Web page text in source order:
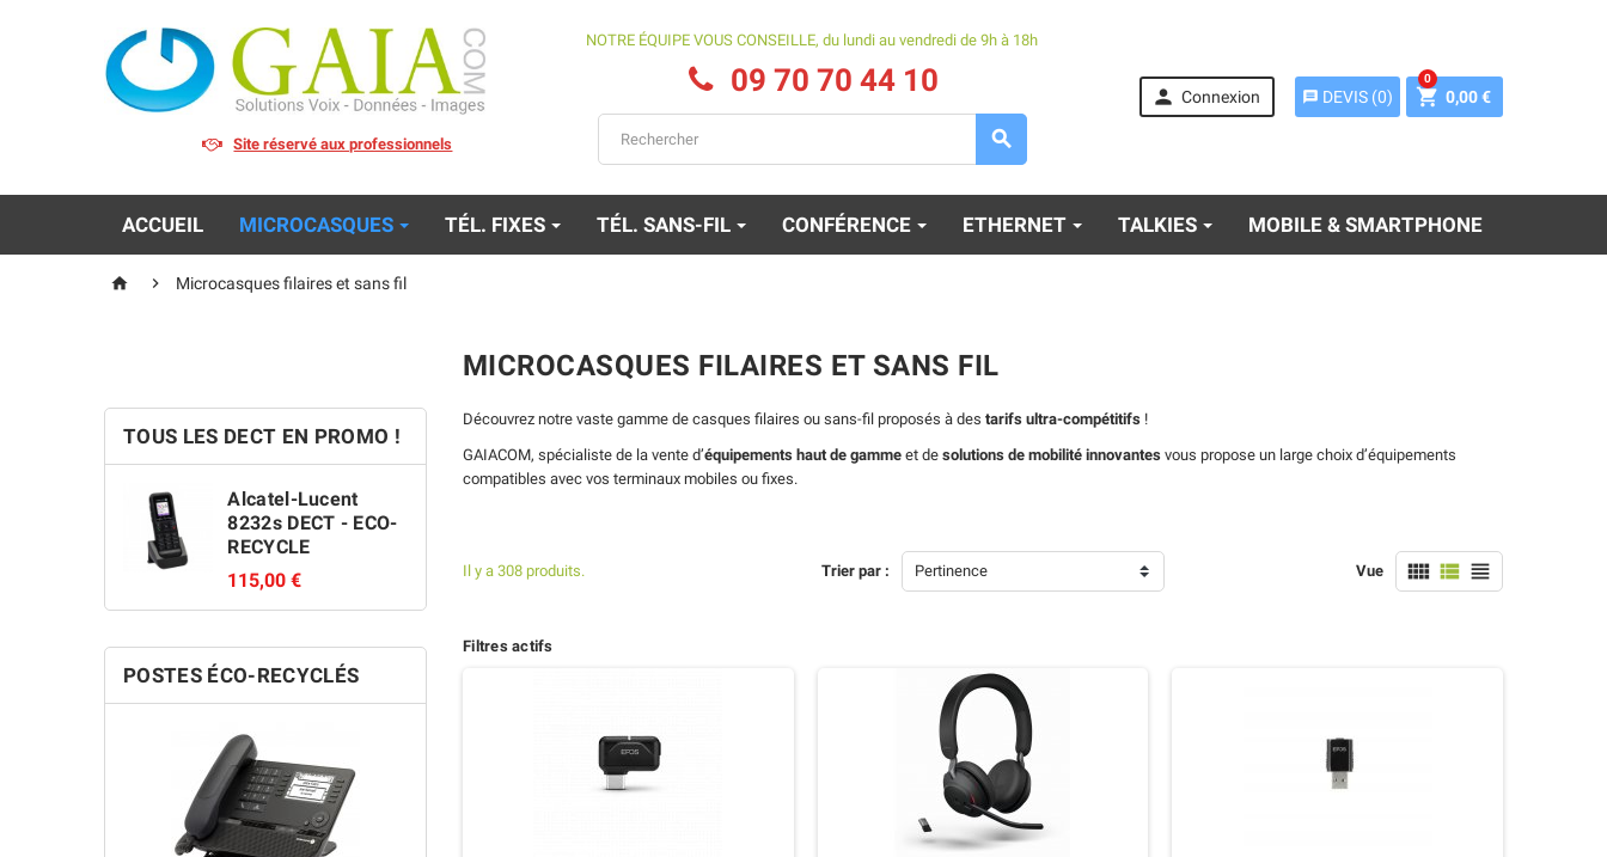
Site réservé aux professionnels
NOTRE ÉQUIPE VOUS CONSEILLE, du lundi au vendredi de 9h à 18h
09 70 70 44 10

 Connexion message DEVIS (0)  0,00 €
0
ACCUEIL MICROCASQUES TÉL. FIXES TÉL. SANS-FIL CONFÉRENCE ETHERNET TALKIES MOBILE & SMARTPHONE
  Microcasques filaires et sans fil
TOUS LES DECT EN PROMO !
Alcatel-Lucent
8232s DECT - ECO-
RECYCLE
115,00 €
192,00 €
chargeur)
POSTES ÉCO-RECYCLÉS
MICROCASQUES FILAIRES ET SANS FIL
Découvrez notre vaste gamme de casques filaires ou sans-fil proposés à des tarifs ultra-compétitifs !
GAIACOM, spécialiste de la vente d’équipements haut de gamme et de solutions de mobilité innovantes vous propose un large choix d’équipements
compatibles avec vos terminaux mobiles ou fixes.
Il y a 308 produits. Trier par : Pertinence Vue   
Filtres actifs